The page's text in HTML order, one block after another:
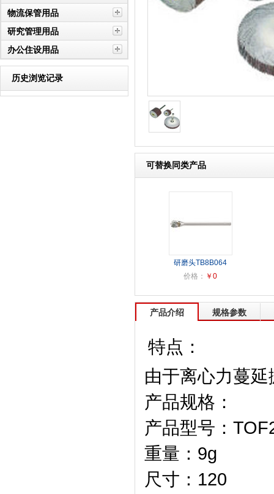
物流保管用品
研究管理用品
办公住设用品
历史浏览记录
可替换同类产品
研磨头TB8B064
价格： ￥0
产品介绍 规格参数
特点：
由于离心力蔓
产品规格：
产品型号：
重量：9g
尺寸：120